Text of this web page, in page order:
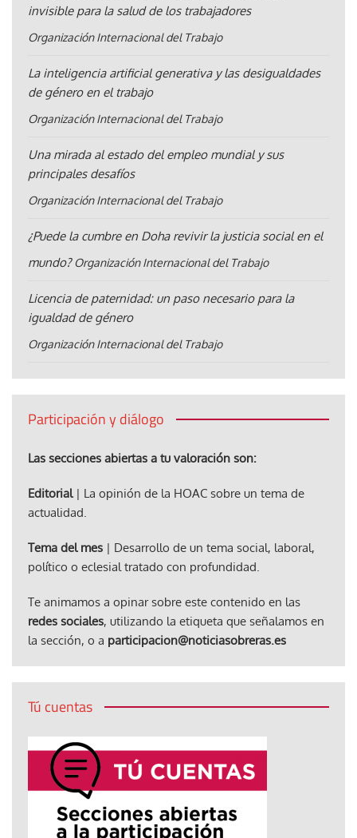
invisible para la salud de los trabajadores
Organización Internacional del Trabajo
La inteligencia artificial generativa y las desigualdades
de género en el trabajo
Organización Internacional del Trabajo
Una mirada al estado del empleo mundial y sus
principales desafíos
Organización Internacional del Trabajo
¿Puede la cumbre en Doha revivir la justicia social en el
mundo? Organización Internacional del Trabajo
Licencia de paternidad: un paso necesario para la
igualdad de género
Organización Internacional del Trabajo
Participación y diálogo
Las secciones abiertas a tu valoración son:
Editorial| La opinión de la HOAC sobre un tema de
actualidad.
Tema del mes | Desarrollo de un tema social, laboral,
político o eclesial tratado con profundidad.
Te animamos a opinar sobre este contenido en las
redes sociales, utilizando la etiqueta que señalamos en
la sección, o a participacion@noticiasobreras.es
Tú cuentas